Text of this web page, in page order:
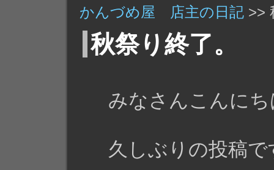
かんづめ屋 店主の日記 >>
秋祭り終了。
みなさんこんにち
久しぶりの投稿で